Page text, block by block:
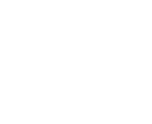
اختتام الدورة